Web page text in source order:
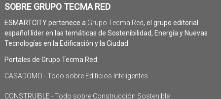
SOBRE GRUPO TECMA RED
ESMARTCITY pertenece a Grupo Tecma Red, el grupo editorial
español líder en las temáticas de Sostenibilidad, Energía y Nuevas
Tecnologías en la Edificación y la Ciudad.
Portales de Grupo Tecma Red:
CASADOMO - Todo sobre Edificios Inteligentes
CONSTRUIBLE - Todo sobre Construcción Sostenible